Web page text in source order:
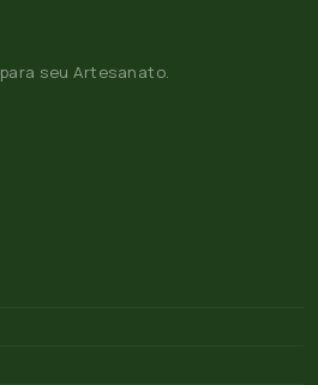
seu Artesanato.